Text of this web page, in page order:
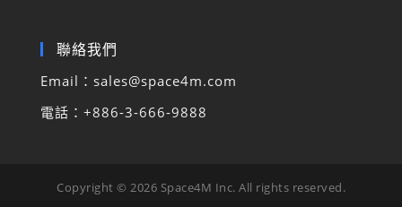
聯絡我們
Email：sales@space4m.com
電話：+886-3-666-9888
Copyright © 2026 Space4M Inc. All rights reserved.